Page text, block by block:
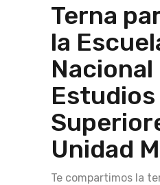
Terna
la
Nacional
Estudios
Unidad
Te compartimos la